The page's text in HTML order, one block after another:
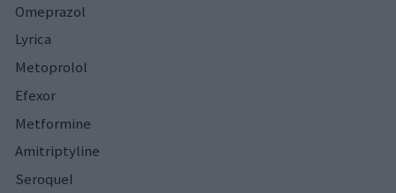
Omeprazol
Lyrica
Metoprolol
Efexor
Metformine
Amitriptyline
Seroquel